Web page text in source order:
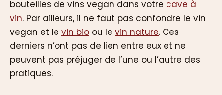
bouteilles de vins vegan dans votre cave à
vin. Par ailleurs, il ne faut pas confondre le vin
vegan et le vin bio ou le vin nature. Ces
derniers n’ont pas de lien entre eux et ne
peuvent pas préjuger de l’une ou l’autre des
pratiques.